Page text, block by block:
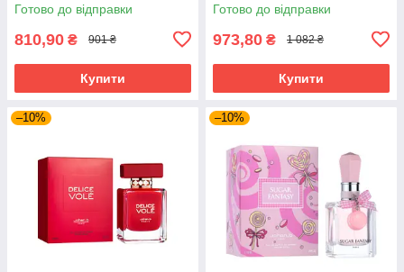
Готово до відправки
810,90 ₴ 901 ₴
Купити
Готово до відправки
973,80 ₴ 1 082 ₴
Купити
–10% –10%